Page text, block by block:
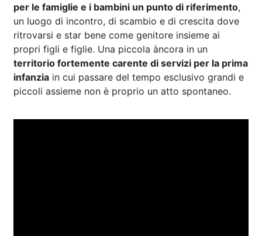
per le famiglie e i bambini un punto di riferimento,
un luogo di incontro, di scambio e di crescita dove
ritrovarsi e star bene come genitore insieme ai
propri figli e figlie. Una piccola àncora in un
territorio fortemente carente di servizi per la prima
infanzia in cui passare del tempo esclusivo grandi e
piccoli assieme non è proprio un atto spontaneo.